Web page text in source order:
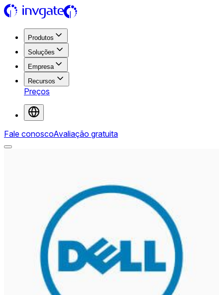
Produtos
Soluções
Empresa
Recursos
Preços
Fale conoscoAvaliação gratuita